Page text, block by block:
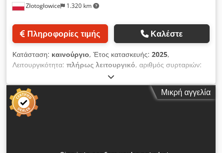
Złotogłowice 1.320 km
Πληροφορίες τιμής Καλέστε
Κατάσταση: καινούργιο, Έτος κατασκευής: 2025,
Λειτουργικότητα: πλήρως λειτουργικό, αριθμός συρταριών:
12 μήνες
eínai mia néa gyálini apothíki paragogís mas. Apothíki 10
syrtarión, syrómeni gia gyálina koutiá 2500 kg (160 x 255).
Cheirokínita epektásimi schára, parágoume epísis
ilektroniká epektásima ráfia. Arithmós syrtarión, mégethos
Μικρή αγγελία